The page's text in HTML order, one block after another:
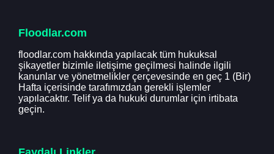
Floodlar.com
floodlar.com hakkında yapılacak tüm hukuksal
şikayetler bizimle iletişime geçilmesi halinde ilgili
kanunlar ve yönetmelikler çerçevesinde en geç 1 (Bir)
Hafta içerisinde tarafımızdan gerekli işlemler
yapılacaktır. Telif ya da hukuki durumlar için irtibata
geçin.